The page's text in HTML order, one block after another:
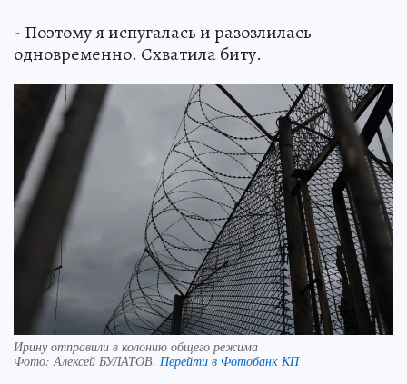
- Поэтому я испугалась и разозлилась
одновременно. Схватила биту.
Ирину отправили в колонию общего режима
Фото:Алексей БУЛАТОВ. Перейти в Фотобанк КП